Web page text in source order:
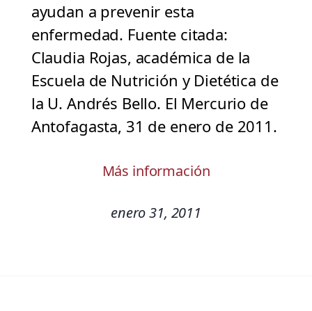
ayudan a prevenir esta
enfermedad. Fuente citada:
Claudia Rojas, académica de la
Escuela de Nutrición y Dietética de
la U. Andrés Bello. El Mercurio de
Antofagasta, 31 de enero de 2011.
Más información
enero 31, 2011